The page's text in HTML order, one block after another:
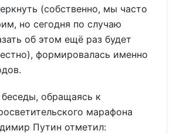
(собственно, мы часто
но сегодня по случаю
об этом ещё раз будет
формировалась именно
обращаясь к
марафона
Путин отметил: